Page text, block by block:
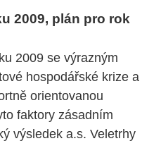
2009, plán pro rok
2009 se výrazným
hospodářské krize a
orientovanou
faktory zásadním
výsledek a.s. Veletrhy